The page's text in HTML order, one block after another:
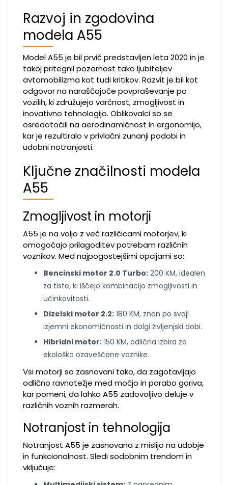
Razvoj in zgodovina
modela A55
Model A55 je bil prvič predstavljen leta 2020 in je
takoj pritegnil pozornost tako ljubiteljev
avtomobilizma kot tudi kritikov. Razvit je bil kot
odgovor na naraščajoče povpraševanje po
vozilih, ki združujejo varčnost, zmogljivost in
inovativno tehnologijo. Oblikovalci so se
osredotočili na aerodinamičnost in ergonomijo,
kar je rezultiralo v privlačni zunanji podobi in
udobni notranjosti.
Ključne značilnosti modela
A55
Zmogljivost in motorji
A55 je na voljo z več različicami motorjev, ki
omogočajo prilagoditev potrebam različnih
voznikov. Med najpogostejšimi opcijami so:
Bencinski motor 2.0 Turbo: 200 KM, idealen
za tiste, ki iščejo kombinacijo zmogljivosti in
učinkovitosti.
Dizelski motor 2.2: 180 KM, znan po svoji
izjemni ekonomičnosti in dolgi življenjski dobi.
Hibridni motor: 150 KM, odlična izbira za
ekološko ozaveščene voznike.
Vsi motorji so zasnovani tako, da zagotavljajo
odlično ravnotežje med močjo in porabo goriva,
kar pomeni, da lahko A55 zadovoljivo deluje v
različnih voznih razmerah.
Notranjost in tehnologija
Notranjost A55 je zasnovana z mislijo na udobje
in funkcionalnost. Sledi sodobnim trendom in
vključuje: